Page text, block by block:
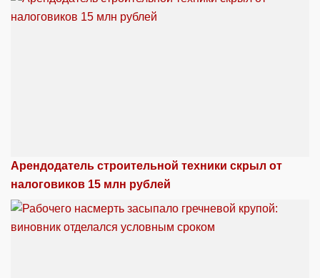
Арендодатель строительной техники скрыл от
налоговиков 15 млн рублей